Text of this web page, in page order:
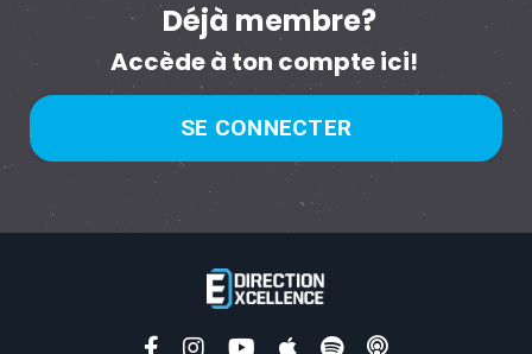
Déjà membre?
Accède à ton compte ici!
SE CONNECTER